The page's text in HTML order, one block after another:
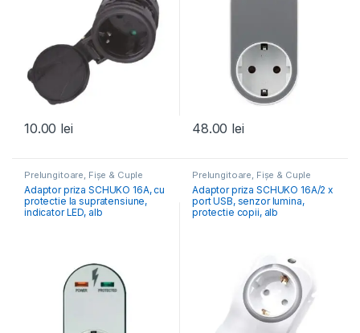
10.00 lei 48.00 lei
Prelungitoare, Fișe & Cuple
Adaptor priza SCHUKO 16A, cu
protectie la supratensiune,
indicator LED, alb
Prelungitoare, Fișe & Cuple
Adaptor priza SCHUKO 16A/2 x
port USB, senzor lumina,
protectie copii, alb